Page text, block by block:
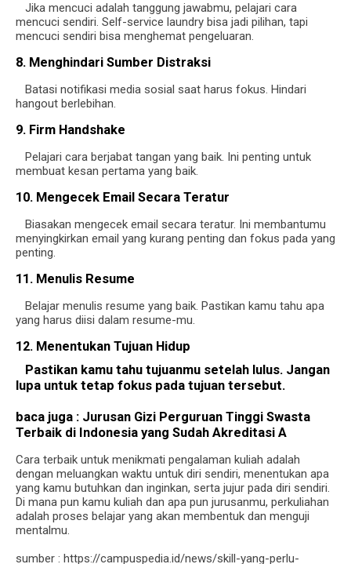
Jika mencuci adalah tanggung jawabmu, pelajari cara
mencuci sendiri. Self-service laundry bisa jadi pilihan, tapi
mencuci sendiri bisa menghemat pengeluaran.
8. Menghindari Sumber Distraksi
Batasi notifikasi media sosial saat harus fokus. Hindari
hangout berlebihan.
9. Firm Handshake
Pelajari cara berjabat tangan yang baik. Ini penting untuk
membuat kesan pertama yang baik.
10. Mengecek Email Secara Teratur
Biasakan mengecek email secara teratur. Ini membantumu
menyingkirkan email yang kurang penting dan fokus pada yang
penting.
11. Menulis Resume
Belajar menulis resume yang baik. Pastikan kamu tahu apa
yang harus diisi dalam resume-mu.
12. Menentukan Tujuan Hidup
Pastikan kamu tahu tujuanmu setelah lulus. Jangan
lupa untuk tetap fokus pada tujuan tersebut.
baca juga : Jurusan Gizi Perguruan Tinggi Swasta
Terbaik di Indonesia yang Sudah Akreditasi A
Cara terbaik untuk menikmati pengalaman kuliah adalah
dengan meluangkan waktu untuk diri sendiri, menentukan apa
yang kamu butuhkan dan inginkan, serta jujur pada diri sendiri.
Di mana pun kamu kuliah dan apa pun jurusanmu, perkuliahan
adalah proses belajar yang akan membentuk dan menguji
mentalmu.
sumber : https://campuspedia.id/news/skill-yang-perlu-